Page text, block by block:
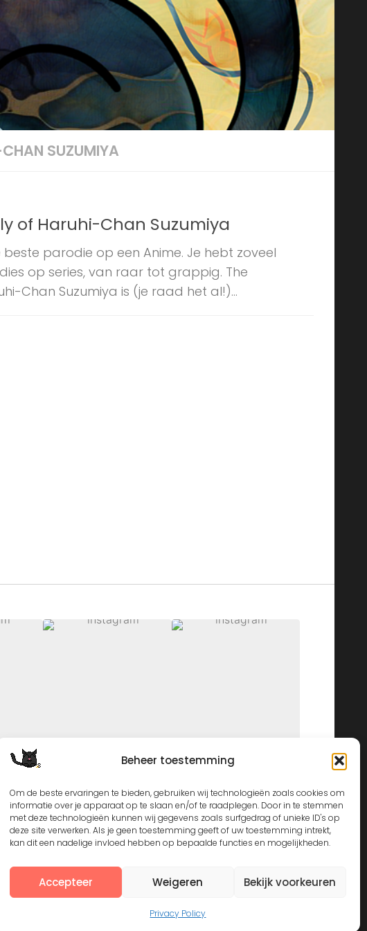
Beheer toestemming
Om de beste ervaringen te bieden, gebruiken wij technologieën zoals cookies om
informatie over je apparaat op te slaan en/of te raadplegen. Door in te stemmen
met deze technologieën kunnen wij gegevens zoals surfgedrag of unieke ID's op
deze site verwerken. Als je geen toestemming geeft of uw toestemming intrekt,
kan dit een nadelige invloed hebben op bepaalde functies en mogelijkheden.
Accepteer Weigeren Bekijk voorkeuren
Privacy Policy
SUZUMIYA
of Haruhi-Chan Suzumiya
beste parodie op een Anime. Je hebt zoveel
op series, van raar tot grappig. The
Chan Suzumiya is (je raad het al!)...